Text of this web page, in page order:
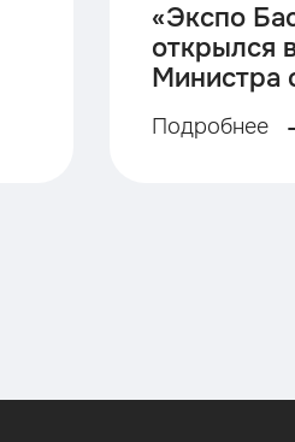
«Экспо
открылся
Министра
России-
Дегтярева.
Подробнее